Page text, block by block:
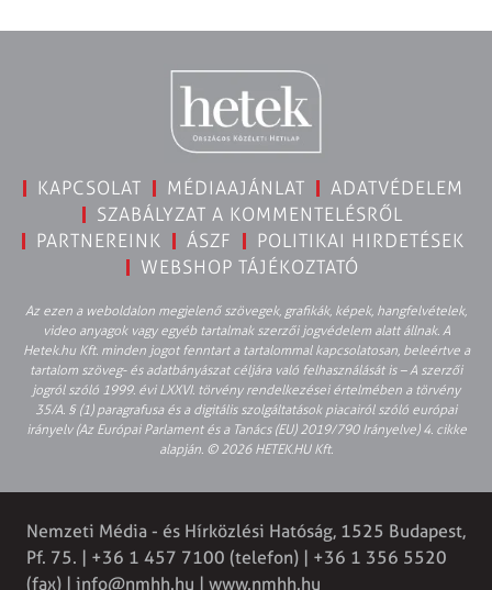
KAPCSOLAT MÉDIAAJÁNLAT
ADATVÉDELEM
SZABÁLYZAT A KOMMENTELÉSRŐL
PARTNEREINK
ÁSZF
POLITIKAI HIRDETÉSEK
WEBSHOP TÁJÉKOZTATÓ
Az ezen a weboldalon megjelenő szövegek, grafikák, képek, hangfelvételek,
video anyagok vagy egyéb tartalmak szerzői jogvédelem alatt állnak. A
Hetek.hu Kft. minden jogot fenntart a tartalommal kapcsolatosan, beleértve a
tartalom szöveg- és adatbányászat céljára való felhasználását is – A szerzői
jogról szóló 1999. évi LXXVI. törvény rendelkezései értelmében a törvény
35/A. § (1) paragrafusa és a digitális szolgáltatások piacairól szóló európai
irányelv (Az Európai Parlament és a Tanács (EU) 2019/790 Irányelve) 4. cikke
alapján. © 2026 HETEK.HU Kft.
Nemzeti Média - és Hírközlési Hatóság, 1525 Budapest,
Pf. 75. | +36 1 457 7100 (telefon) | +36 1 356 5520
(fax) | info@nmhh.hu | www.nmhh.hu